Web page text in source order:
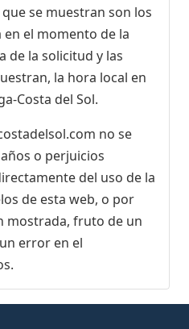
se muestran son los
el momento de la
de la solicitud y las
la hora local en
Costa del Sol.
no se
o perjuicios
del uso de la
de esta web, o por
mostrada, fruto de un
error en el